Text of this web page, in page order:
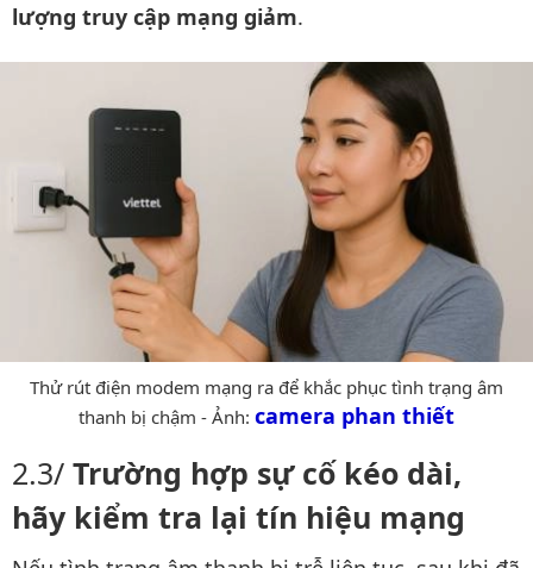
lượng truy cập mạng giảm.
Thử rút điện modem mạng ra để khắc phục tình trạng âm
thanh bị chậm - Ảnh: camera phan thiết
Trường hợp sự cố kéo dài,
hãy kiểm tra lại tín hiệu mạng